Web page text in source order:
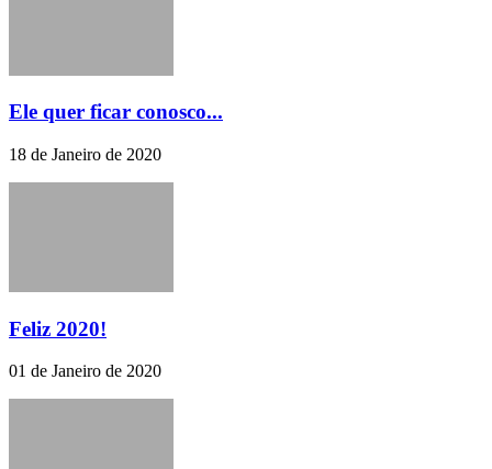
Ele quer ficar conosco...
18 de Janeiro de 2020
Feliz 2020!
01 de Janeiro de 2020